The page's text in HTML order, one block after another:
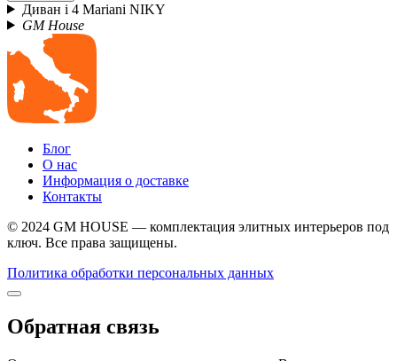
Диван i 4 Mariani NIKY
GM House
Блог
О нас
Информация о доставке
Контакты
© 2024 GM HOUSE — комплектация элитных интерьеров под
ключ. Все права защищены.
Политика обработки персональных данных
Обратная связь